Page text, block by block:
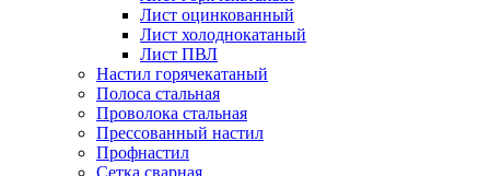
Лист оцинкованный
Лист холоднокатаный
Лист ПВЛ
Настил горячекатаный
Полоса стальная
Проволока стальная
Прессованный настил
Профнастил